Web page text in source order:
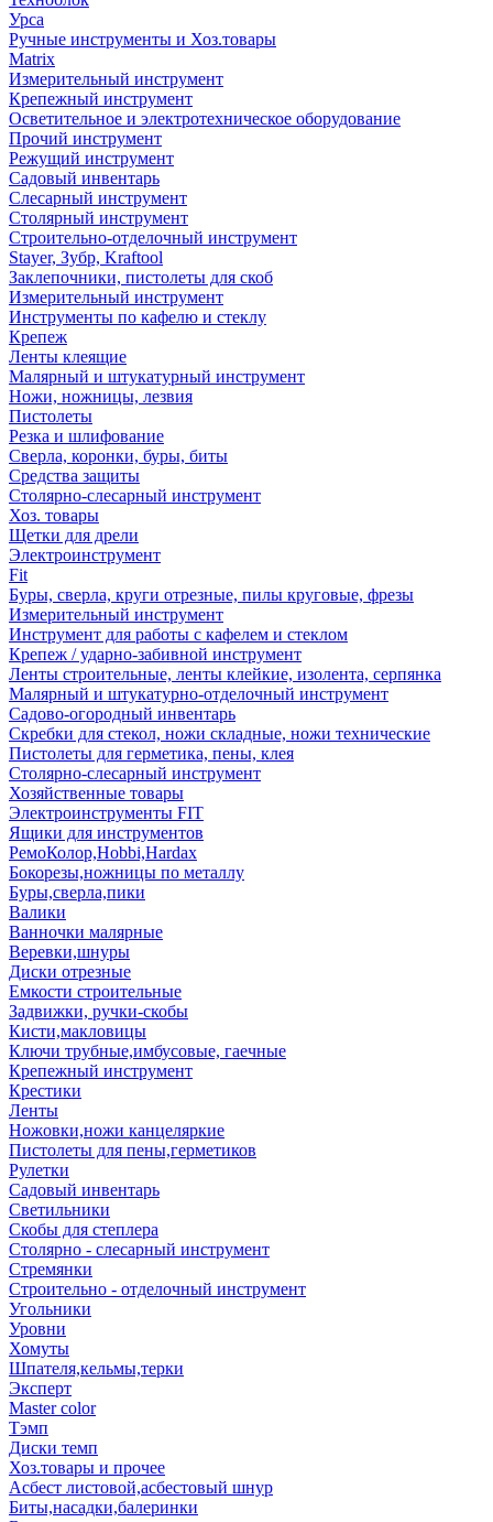
Урса
Ручные инструменты и Хоз.товары
Matrix
Измерительный инструмент
Крепежный инструмент
Осветительное и электротехническое оборудование
Прочий инструмент
Режущий инструмент
Садовый инвентарь
Слесарный инструмент
Столярный инструмент
Строительно-отделочный инструмент
Stayer, Зубр, Kraftool
Заклепочники, пистолеты для скоб
Измерительный инструмент
Инструменты по кафелю и стеклу
Крепеж
Ленты клеящие
Малярный и штукатурный инструмент
Ножи, ножницы, лезвия
Пистолеты
Резка и шлифование
Сверла, коронки, буры, биты
Средства защиты
Столярно-слесарный инструмент
Хоз. товары
Щетки для дрели
Электроинструмент
Fit
Буры, сверла, круги отрезные, пилы круговые, фрезы
Измерительный инструмент
Инструмент для работы с кафелем и стеклом
Крепеж / ударно-забивной инструмент
Ленты строительные, ленты клейкие, изолента, серпянка
Малярный и штукатурно-отделочный инструмент
Садово-огородный инвентарь
Скребки для стекол, ножи складные, ножи технические
Пистолеты для герметика, пены, клея
Столярно-слесарный инструмент
Хозяйственные товары
Электроинструменты FIT
Ящики для инструментов
РемоКолор,Hobbi,Hardax
Бокорезы,ножницы по металлу
Буры,сверла,пики
Валики
Ванночки малярные
Веревки,шнуры
Диски отрезные
Емкости строительные
Задвижки, ручки-скобы
Кисти,макловицы
Ключи трубные,имбусовые, гаечные
Крепежный инструмент
Крестики
Ленты
Ножовки,ножи канцеляркие
Пистолеты для пены,герметиков
Рулетки
Садовый инвентарь
Светильники
Скобы для степлера
Столярно - слесарный инструмент
Стремянки
Строительно - отделочный инструмент
Угольники
Уровни
Хомуты
Шпателя,кельмы,терки
Эксперт
Master color
Тэмп
Диски темп
Хоз.товары и прочее
Асбест листовой,асбестовый шнур
Биты,насадки,балеринки